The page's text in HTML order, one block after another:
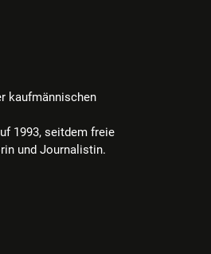
kaufmännischen
1993, seitdem freie
und Journalistin.